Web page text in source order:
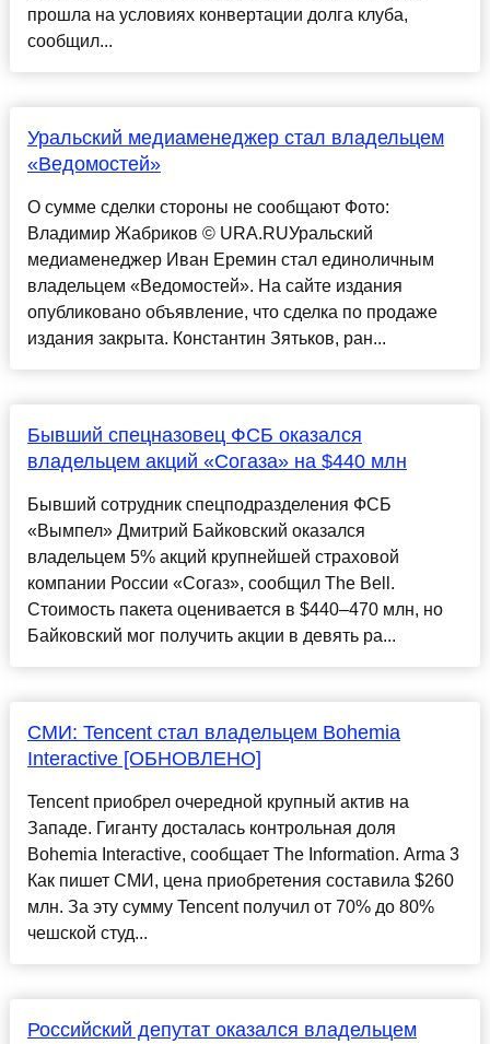
прошла на условиях конвертации долга клуба,
сообщил...
Уральский медиаменеджер стал владельцем
«Ведомостей»
О сумме сделки стороны не сообщают Фото:
Владимир Жабриков © URA.RUУральский
медиаменеджер Иван Еремин стал единоличным
владельцем «Ведомостей». На сайте издания
опубликовано объявление, что сделка по продаже
издания закрыта. Константин Зятьков, ран...
Бывший спецназовец ФСБ оказался
владельцем акций «Согаза» на $440 млн
Бывший сотрудник спецподразделения ФСБ
«Вымпел» Дмитрий Байковский оказался
владельцем 5% акций крупнейшей страховой
компании России «Согаз», сообщил The Bell.
Стоимость пакета оценивается в $440–470 млн, но
Байковский мог получить акции в девять ра...
СМИ: Tencent стал владельцем Bohemia
Interactive [ОБНОВЛЕНО]
Tencent приобрел очередной крупный актив на
Западе. Гиганту досталась контрольная доля
Bohemia Interactive, сообщает The Information. Arma 3
Как пишет СМИ, цена приобретения составила $260
млн. За эту сумму Tencent получил от 70% до 80%
чешской студ...
Российский депутат оказался владельцем